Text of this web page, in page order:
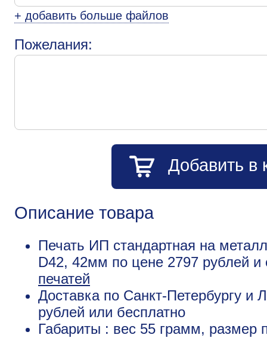
+ добавить больше файлов
Пожелания:
Добавить в
Описание товара
Печать ИП стандартная на
D42, 42мм по цене 2797 рублей
печатей
Доставка по Санкт-Петербургу и
рублей или бесплатно
Габариты : вес 55 грамм, размер